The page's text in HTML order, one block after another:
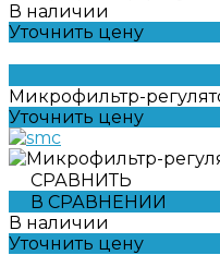
В наличии
Уточнить цену
Микрофильтр-
Уточнить цену
СРАВНИТЬ
В СРАВНЕНИИ
В наличии
Уточнить цену